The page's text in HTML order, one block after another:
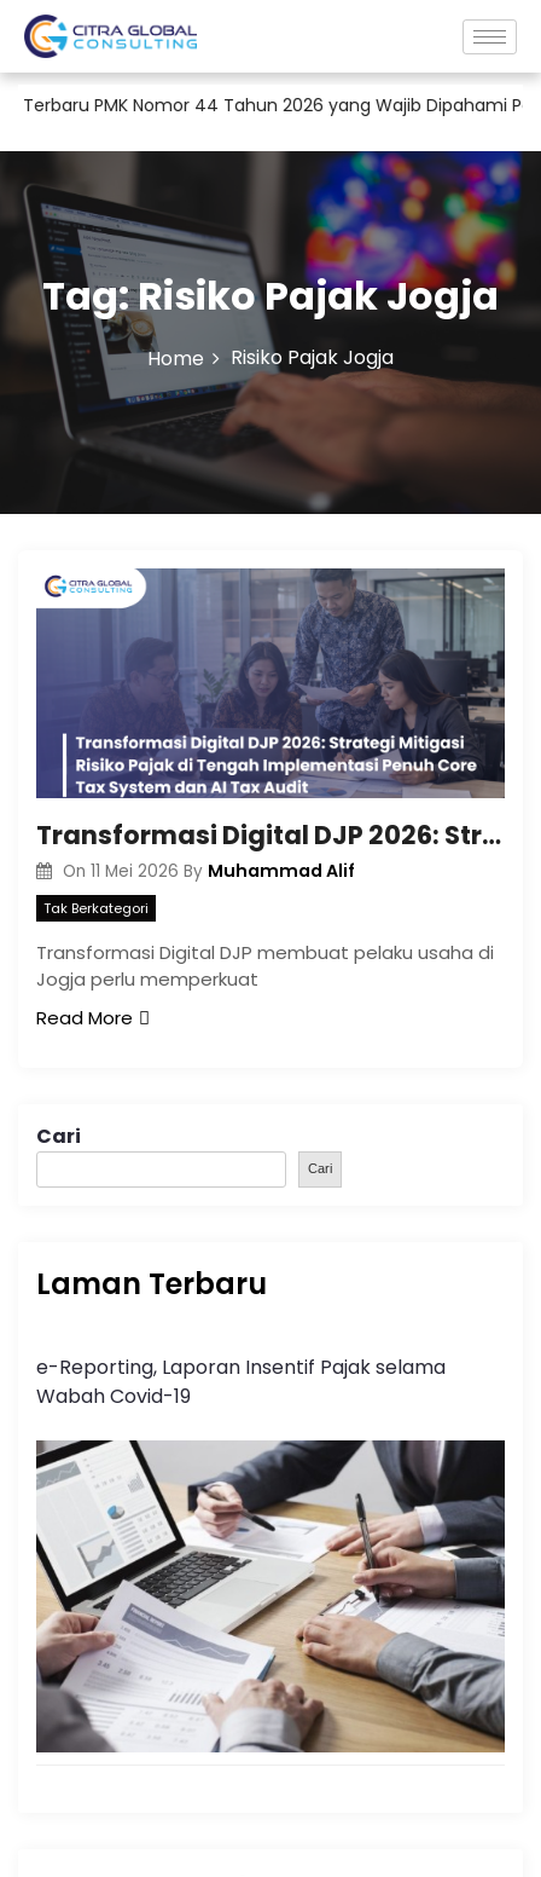
PMK Nomor 44 Tahun 2026 yang Wajib Dipahami
Tag:Risiko Pajak Jogja
Home Risiko Pajak Jogja
Transformasi Digital DJP 2026: Strategi Mitigasi Risiko Pajak di Tengah Implementasi Penuh Core Tax System dan AI Tax Audit
On 11 Mei 2026 By Muhammad Alif
Tak Berkategori
Transformasi Digital DJP membuat pelaku usaha di
Jogja perlu memperkuat
Read More
Cari
Cari
Laman Terbaru
e-Reporting, Laporan Insentif Pajak selama
Wabah Covid-19